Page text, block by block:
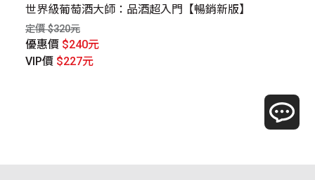
世界級葡萄酒大師：品酒超入門【暢銷新版】
定價 $320元
優惠價 $240元
VIP價 $227元